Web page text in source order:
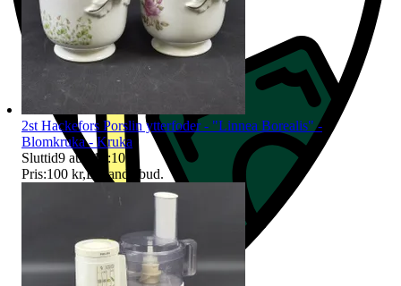
2st Hackefors Porslin ytterfoder - "Linnea Borealis" -
Blomkruka - Kruka
Sluttid9 aug 18:10.
Pris:100 kr,Ledande bud.